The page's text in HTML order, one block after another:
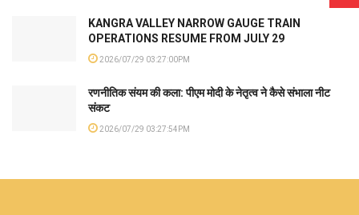
KANGRA VALLEY NARROW GAUGE TRAIN
OPERATIONS RESUME FROM JULY 29
2026/07/29 03:27:00PM
रणनीतिक संयम की कला: पीएम मोदी के नेतृत्व ने कैसे संभाला नीट
संकट
2026/07/29 03:27:54PM